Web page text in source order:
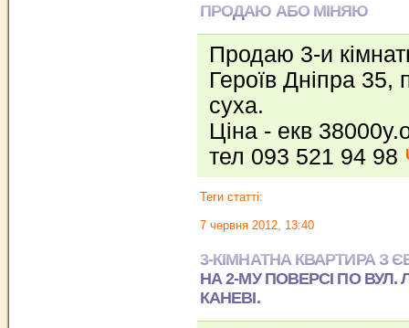
ПРОДАЮ АБО МІНЯЮ
Продаю 3-и
Героїв Дніпра 35,
суха.
Ціна - екв
тел 093 521 94 98
Теги статті:
7 червня 2012, 13:40
3-КІМНАТНА КВАРТИРА З
НА 2-МУ ПОВЕРСІ ПО ВУЛ.
КАНЕВІ.